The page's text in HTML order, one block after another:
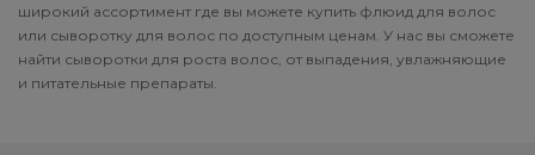
широкий ассортимент где вы можете купить флюид для волос
или сыворотку для волос по доступным ценам. У нас вы сможете
найти сыворотки для роста волос, от выпадения, увлажняющие
и питательные препараты.